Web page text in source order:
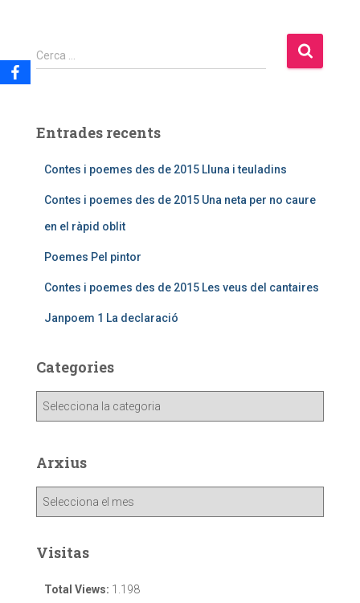
Cerca …
Entrades recents
Contes i poemes des de 2015 Lluna i teuladins
Contes i poemes des de 2015 Una neta per no caure
en el ràpid oblit
Poemes Pel pintor
Contes i poemes des de 2015 Les veus del cantaires
Janpoem 1 La declaració
Categories
Arxius
Visitas
Total Views: 1.198